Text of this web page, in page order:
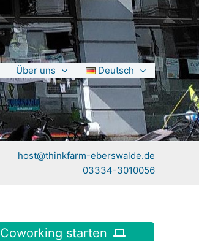
Über uns Deutsch
host@thinkfarm-eberswalde.de
03334-3010056
Coworking starten